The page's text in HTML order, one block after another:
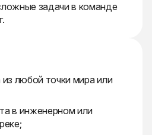
задачи в команде
любой точки мира или
в инженерном или